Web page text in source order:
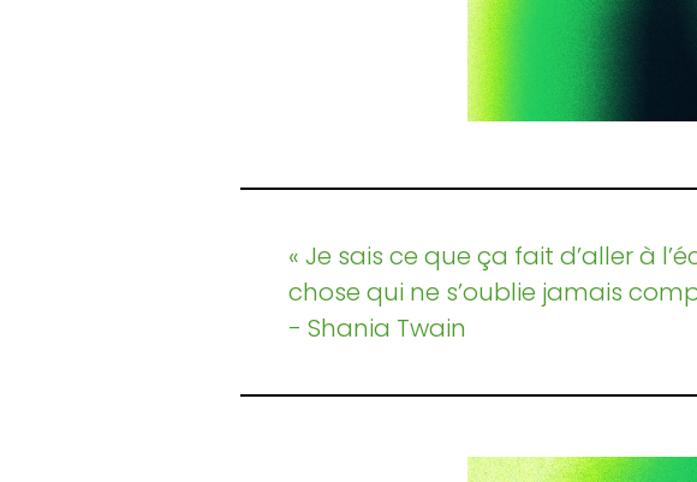
« Je sais ce que ça fait d’aller à
chose qui ne s’oublie jamais
- Shania Twain